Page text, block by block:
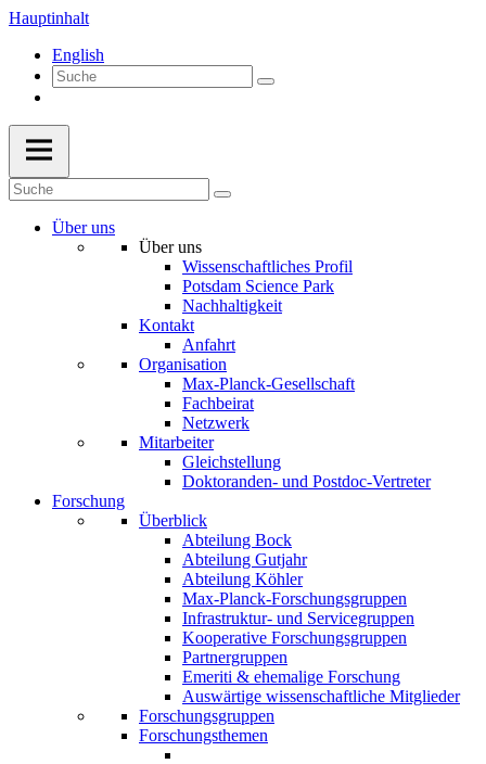
Hauptinhalt
English
Über uns
Über uns
Wissenschaftliches Profil
Potsdam Science Park
Nachhaltigkeit
Kontakt
Anfahrt
Organisation
Max-Planck-Gesellschaft
Fachbeirat
Netzwerk
Mitarbeiter
Gleichstellung
Doktoranden- und Postdoc-Vertreter
Forschung
Überblick
Abteilung Bock
Abteilung Gutjahr
Abteilung Köhler
Max-Planck-Forschungsgruppen
Infrastruktur- und Servicegruppen
Kooperative Forschungsgruppen
Partnergruppen
Emeriti & ehemalige Forschung
Auswärtige wissenschaftliche Mitglieder
Forschungsgruppen
Forschungsthemen